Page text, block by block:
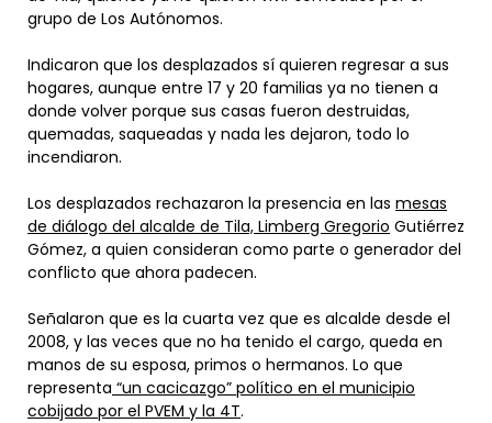
grupo de Los Autónomos.
Indicaron que los desplazados sí quieren regresar a sus
hogares, aunque entre 17 y 20 familias ya no tienen a
donde volver porque sus casas fueron destruidas,
quemadas, saqueadas y nada les dejaron, todo lo
incendiaron.
Los desplazados rechazaron la presencia en las mesas
de diálogo del alcalde de Tila, Limberg Gregorio Gutiérrez
Gómez, a quien consideran como parte o generador del
conflicto que ahora padecen.
Señalaron que es la cuarta vez que es alcalde desde el
2008, y las veces que no ha tenido el cargo, queda en
manos de su esposa, primos o hermanos. Lo que
representa “un cacicazgo” político en el municipio
cobijado por el PVEM y la 4T.